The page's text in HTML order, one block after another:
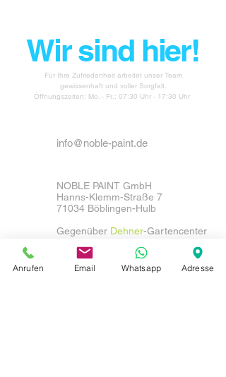
Wir sind hier!
Für Ihre Zufriedenheit arbeitet unser Team
gewissenhaft und voller Sorgfalt.
Öffnungszeiten: Mo. - Fr.: 07:30 Uhr - 17:30 Uhr
info@noble-paint.de
NOBLE PAINT GmbH
Hanns-Klemm-Straße 7
71034 Böblingen-Hulb
Gegenüber Dehner-Gartencenter
Tel: 07031 /
266 79 71
/ 263 79 97
Anrufen Email Whatsapp Adresse